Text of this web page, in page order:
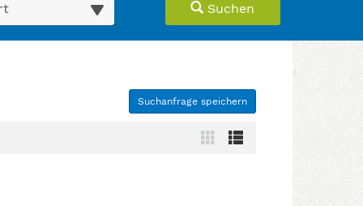
Suchen
Suchanfrage speichern